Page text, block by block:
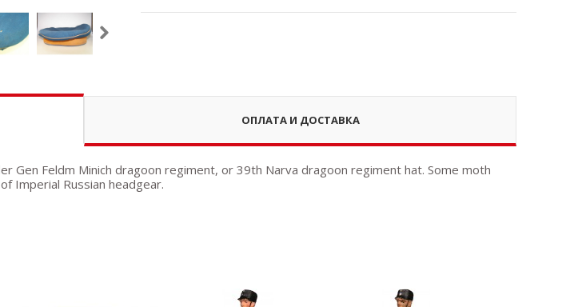
ОПЛАТА И ДОСТАВКА
Gen Feldm Minich dragoon regiment, or 39th Narva dragoon regiment hat. Some moth
Imperial Russian headgear.